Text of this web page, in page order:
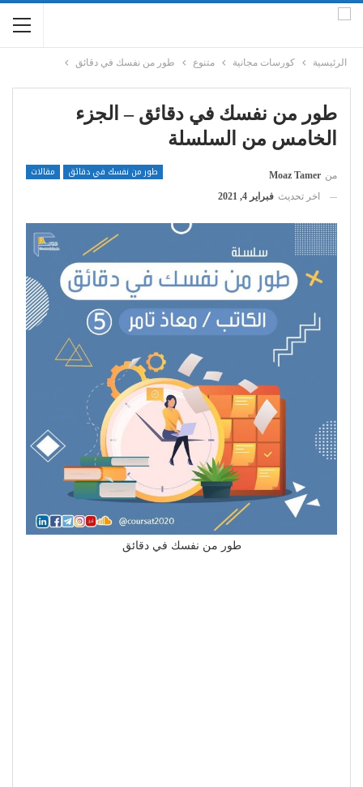
الرئيسية كورسات مجانية متنوع طور من نفسك في دقائق
طور من نفسك في دقائق – الجزء
الخامس من السلسلة
طور من نفسك في دقائق مقالات من Moaz Tamer
اخر تحديث فبراير 4, 2021
طور من نفسك في دقائق